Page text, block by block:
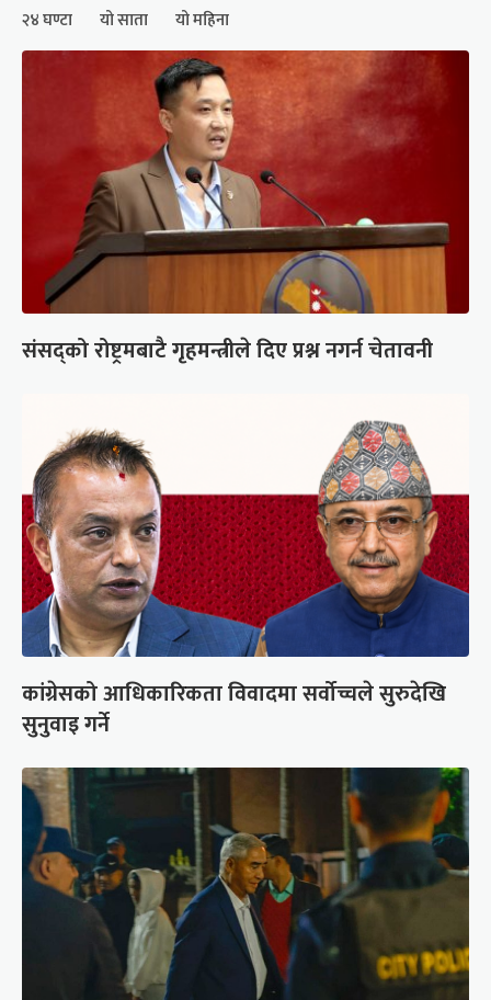
२४ घण्टा यो साता यो महिना
संसद्को रोष्ट्रमबाटै गृहमन्त्रीले दिए प्रश्न नगर्न चेतावनी
कांग्रेसको आधिकारिकता विवादमा सर्वोच्चले सुरुदेखि
सुनुवाइ गर्ने